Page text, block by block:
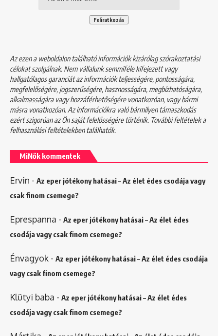
Az ezen a weboldalon található információk kizárólag szórakoztatási
célokat szolgálnak. Nem vállalunk semmiféle kifejezett vagy
hallgatólagos garanciát az információk teljességére, pontosságára,
megfelelőségére, jogszerűségére, hasznosságára, megbízhatóságára,
alkalmasságára vagy hozzáférhetőségére vonatkozóan, vagy bármi
másra vonatkozóan. Az információkra való bármilyen támaszkodás
ezért szigorúan az Ön saját felelősségére történik. További feltételek a
felhasználási feltételekbentalálhatók.
MiNők kommentek
Ervin - Az eper jótékony hatásai – Az élet édes csodája vagy
csak finom csemege?
Eprespanna - Az eper jótékony hatásai – Az élet édes
csodája vagy csak finom csemege?
Énvagyok - Az eper jótékony hatásai – Az élet édes csodája
vagy csak finom csemege?
Klütyi baba - Az eper jótékony hatásai – Az élet édes
csodája vagy csak finom csemege?